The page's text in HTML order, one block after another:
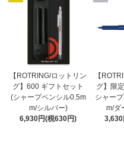
【ROTRING/ロットリン
グ】600 ギフトセット
(シャープペンシル0.5m
m/シルバー)
6,930円(税630円)
【
グ】限
シャー
m/ダ